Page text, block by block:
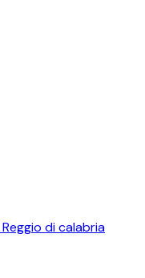
Reggio di calabria